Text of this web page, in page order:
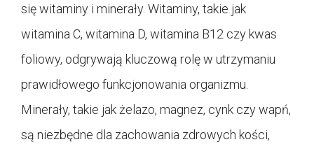
się witaminy i minerały. Witaminy, takie jak
witamina C, witamina D, witamina B12 czy kwas
foliowy, odgrywają kluczową rolę w utrzymaniu
prawidłowego funkcjonowania organizmu.
Minerały, takie jak żelazo, magnez, cynk czy wapń,
są niezbędne dla zachowania zdrowych kości,